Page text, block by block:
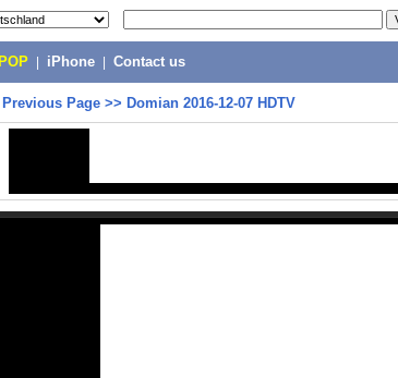
iPhone Contact us
Previous Page >> Domian 2016-12-07 HDTV